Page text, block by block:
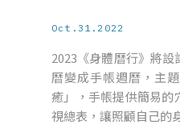
Oct.31.2022
2023《身體曆行》將
曆變成手帳週曆，主
癒」，手帳提供簡易的
視總表，讓照顧自己的